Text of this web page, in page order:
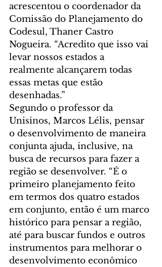
acrescentou o coordenador da
Comissão do Planejamento do
Codesul, Thaner Castro
Nogueira. “Acredito que isso vai
levar nossos estados a
realmente alcançarem todas
essas metas que estão
desenhadas.”
Segundo o professor da
Unisinos, Marcos Lélis, pensar
o desenvolvimento de maneira
conjunta ajuda, inclusive, na
busca de recursos para fazer a
região se desenvolver. “É o
primeiro planejamento feito
em termos dos quatro estados
em conjunto, então é um marco
histórico para pensar a região,
até para buscar fundos e outros
instrumentos para melhorar o
desenvolvimento econômico